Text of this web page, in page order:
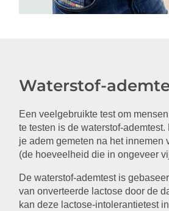
Waterstof-
Een veelgebruikte test om
te testen is de waterstof-
je adem gemeten na het innemen
(de hoeveelheid die in ongeveer
De waterstof-ademtest is
van onverteerde lactose door de
kan deze lactose-intolerantietest